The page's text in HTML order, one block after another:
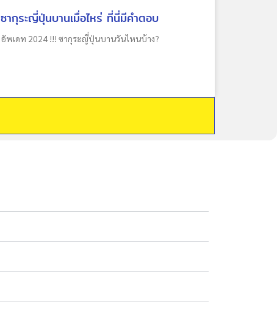
ซากุระญี่ปุ่นบานเมื่อไหร่ ที่นี่มีคำตอบ
อัพเดท 2024 !!! ซากุระญี่ปุ่นบานวันไหนบ้าง?